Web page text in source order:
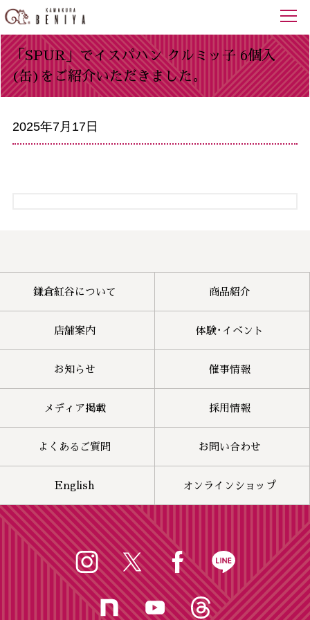
「SPUR」でイスパハン クルミッ子 6個入
(缶)をご紹介いただきました。
2025年7月17日
鎌倉紅谷について 商品紹介
店舗案内 体験･イベント
お知らせ 催事情報
メディア掲載 採用情報
よくあるご質問 お問い合わせ
English オンラインショップ